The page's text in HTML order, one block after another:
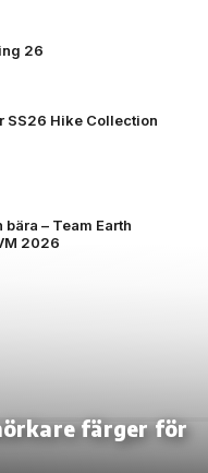
26
SS26 Hike Collection
– Team Earth
2026
färger för